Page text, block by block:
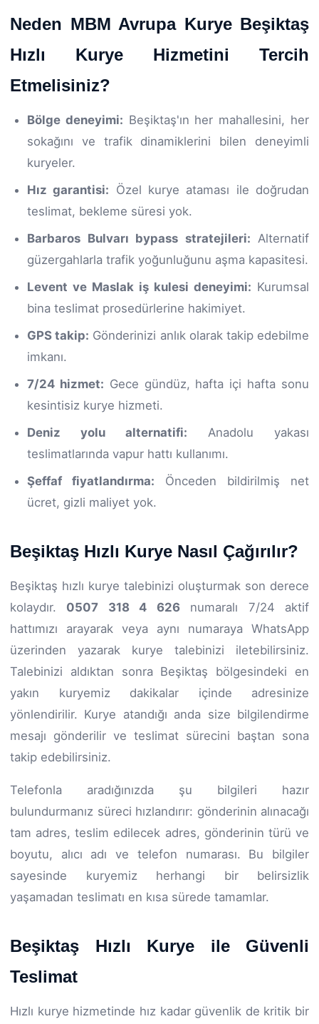
Neden MBM Avrupa Kurye Beşiktaş
Hızlı Kurye Hizmetini Tercih
Etmelisiniz?
Bölge deneyimi: Beşiktaş'ın her mahallesini, her
sokağını ve trafik dinamiklerini bilen deneyimli
kuryeler.
Hız garantisi: Özel kurye ataması ile doğrudan
teslimat, bekleme süresi yok.
Barbaros Bulvarı bypass stratejileri: Alternatif
güzergahlarla trafik yoğunluğunu aşma kapasitesi.
Levent ve Maslak iş kulesi deneyimi: Kurumsal
bina teslimat prosedürlerine hakimiyet.
GPS takip: Gönderinizi anlık olarak takip edebilme
imkanı.
7/24 hizmet: Gece gündüz, hafta içi hafta sonu
kesintisiz kurye hizmeti.
Deniz yolu alternatifi: Anadolu yakası
teslimatlarında vapur hattı kullanımı.
Şeffaf fiyatlandırma: Önceden bildirilmiş net
ücret, gizli maliyet yok.
Beşiktaş Hızlı Kurye Nasıl Çağırılır?
Beşiktaş hızlı kurye talebinizi oluşturmak son derece
kolaydır. 0507 318 4 626 numaralı 7/24 aktif
hattımızı arayarak veya aynı numaraya WhatsApp
üzerinden yazarak kurye talebinizi iletebilirsiniz.
Talebinizi aldıktan sonra Beşiktaş bölgesindeki en
yakın kuryemiz dakikalar içinde adresinize
yönlendirilir. Kurye atandığı anda size bilgilendirme
mesajı gönderilir ve teslimat sürecini baştan sona
takip edebilirsiniz.
Telefonla aradığınızda şu bilgileri hazır
bulundurmanız süreci hızlandırır: gönderinin alınacağı
tam adres, teslim edilecek adres, gönderinin türü ve
boyutu, alıcı adı ve telefon numarası. Bu bilgiler
sayesinde kuryemiz herhangi bir belirsizlik
yaşamadan teslimatı en kısa sürede tamamlar.
Beşiktaş Hızlı Kurye ile Güvenli
Teslimat
Hızlı kurye hizmetinde hız kadar güvenlik de kritik bir